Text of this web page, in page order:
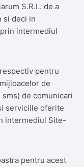
S.R.L. de a
si deci in
intermediul
pentru
de
de comunicari
serviciile oferite
intermediul Site-
pentru acest